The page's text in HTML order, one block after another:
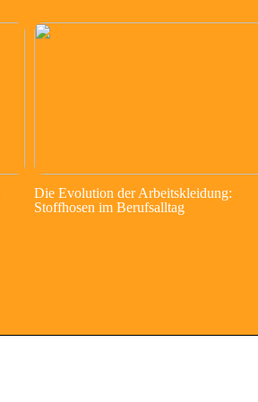
Die Evolution der Arbeitskleidung:
Stoffhosen im Berufsalltag